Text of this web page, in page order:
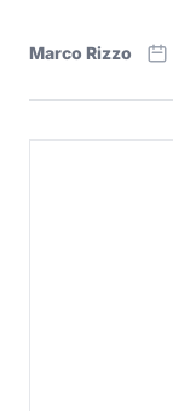
Marco Rizzo